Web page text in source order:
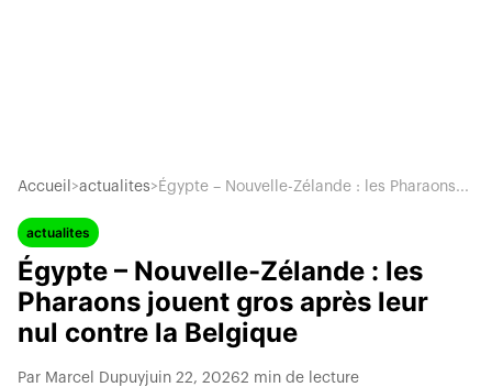
Accueil >actualites> Égypte – Nouvelle-Zélande : les Pharaons...
actualites
Égypte – Nouvelle-Zélande : les
Pharaons jouent gros après leur
nul contre la Belgique
Par Marcel Dupuyjuin 22, 20262 min de lecture